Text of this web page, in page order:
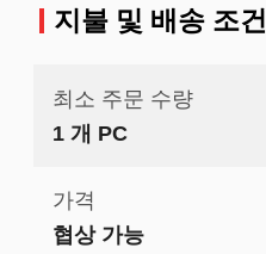
지불 및 배송 조건
최소 주문 수량
1 개 PC
가격
협상 가능